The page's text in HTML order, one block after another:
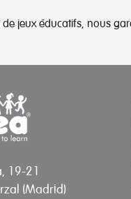
jeux éducatifs, nous
19-21
(Madrid)